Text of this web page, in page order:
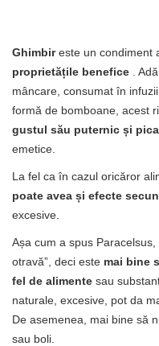
Ghimbireste un condiment
proprietățile benefice .
mâncare, consumat în
formă de bomboane, acest
gustul său puternic și
emetice.
La fel ca în cazul oricăror
poate avea și efecte
excesive.
Așa cum a spus
otravă”, deci este mai bine
fel de alimente sau
naturale, excesive, pot da
De asemenea, mai bine să
sau boli.